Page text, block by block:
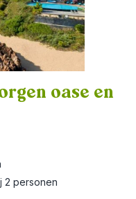
oase en
2 personen